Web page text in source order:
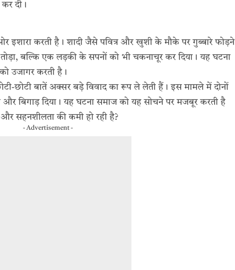
कर दी।
इशारा करती है। शादी जैसे पवित्र और खुशी के मौके पर गुब्बारे फोड़ने
तोड़ा, बल्कि एक लड़की के सपनों को भी चकनाचूर कर दिया। यह घटना
उजागर करती है।
छोटी-छोटी बातें अक्सर बड़े विवाद का रूप ले लेती हैं। इस मामले में दोनों
बिगाड़ दिया। यह घटना समाज को यह सोचने पर मजबूर करती है
सहनशीलता की कमी हो रही है?
- Advertisement -